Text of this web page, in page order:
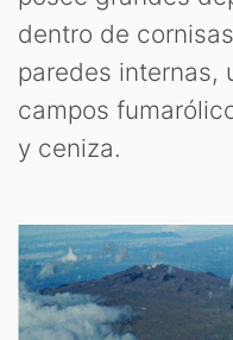
dentro de
paredes internas,
campos
y ceniza.